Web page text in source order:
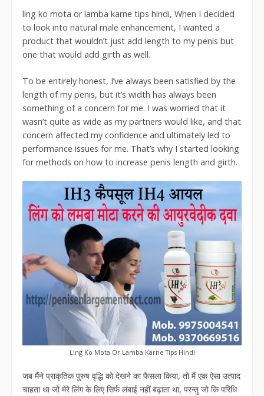
ling ko mota or lamba karne tips hindi, When I decided
to look into natural male enhancement, I wanted a
product that wouldn’t just add length to my penis but
one that would add girth as well.
To be entirely honest, I’ve always been satisfied by the
length of my penis, but it’s width has always been
something of a concern for me. I was worried that it
wasn’t quite as wide as my partners would like, and that
concern affected my confidence and ultimately led to
performance issues for me. That’s why I started looking
for methods on how to increase penis length and girth.
Ling Ko Mota Or Lamba Karne Tips Hindi
जब मैंने प्राकृतिक पुरुष वृद्धि को देखने का फैसला किया, तो मैं एक ऐसा उत्पाद
चाहता था जो मेरे लिंग के लिए सिर्फ लंबाई नहीं बढ़ाता था, परन्तु जो कि परिधि